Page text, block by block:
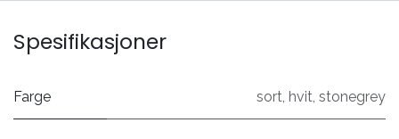
Spesifikasjoner
Farge sort, hvit, stonegrey